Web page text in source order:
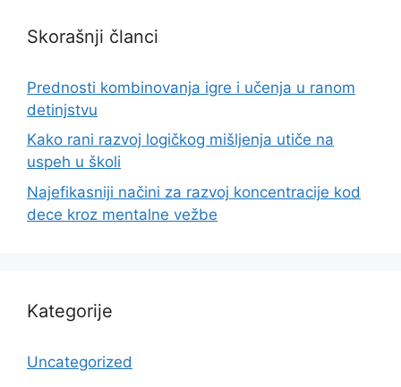
Skorašnji članci
Prednosti kombinovanja igre i učenja u ranom
detinjstvu
Kako rani razvoj logičkog mišljenja utiče na
uspeh u školi
Najefikasniji načini za razvoj koncentracije kod
dece kroz mentalne vežbe
Kategorije
Uncategorized